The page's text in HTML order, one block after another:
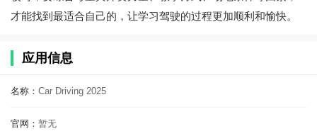
才能找到最适合自己的，让学习驾驶的过程更加顺利和愉快。
应用信息
名称： Car Driving 2025
官网： 暂无